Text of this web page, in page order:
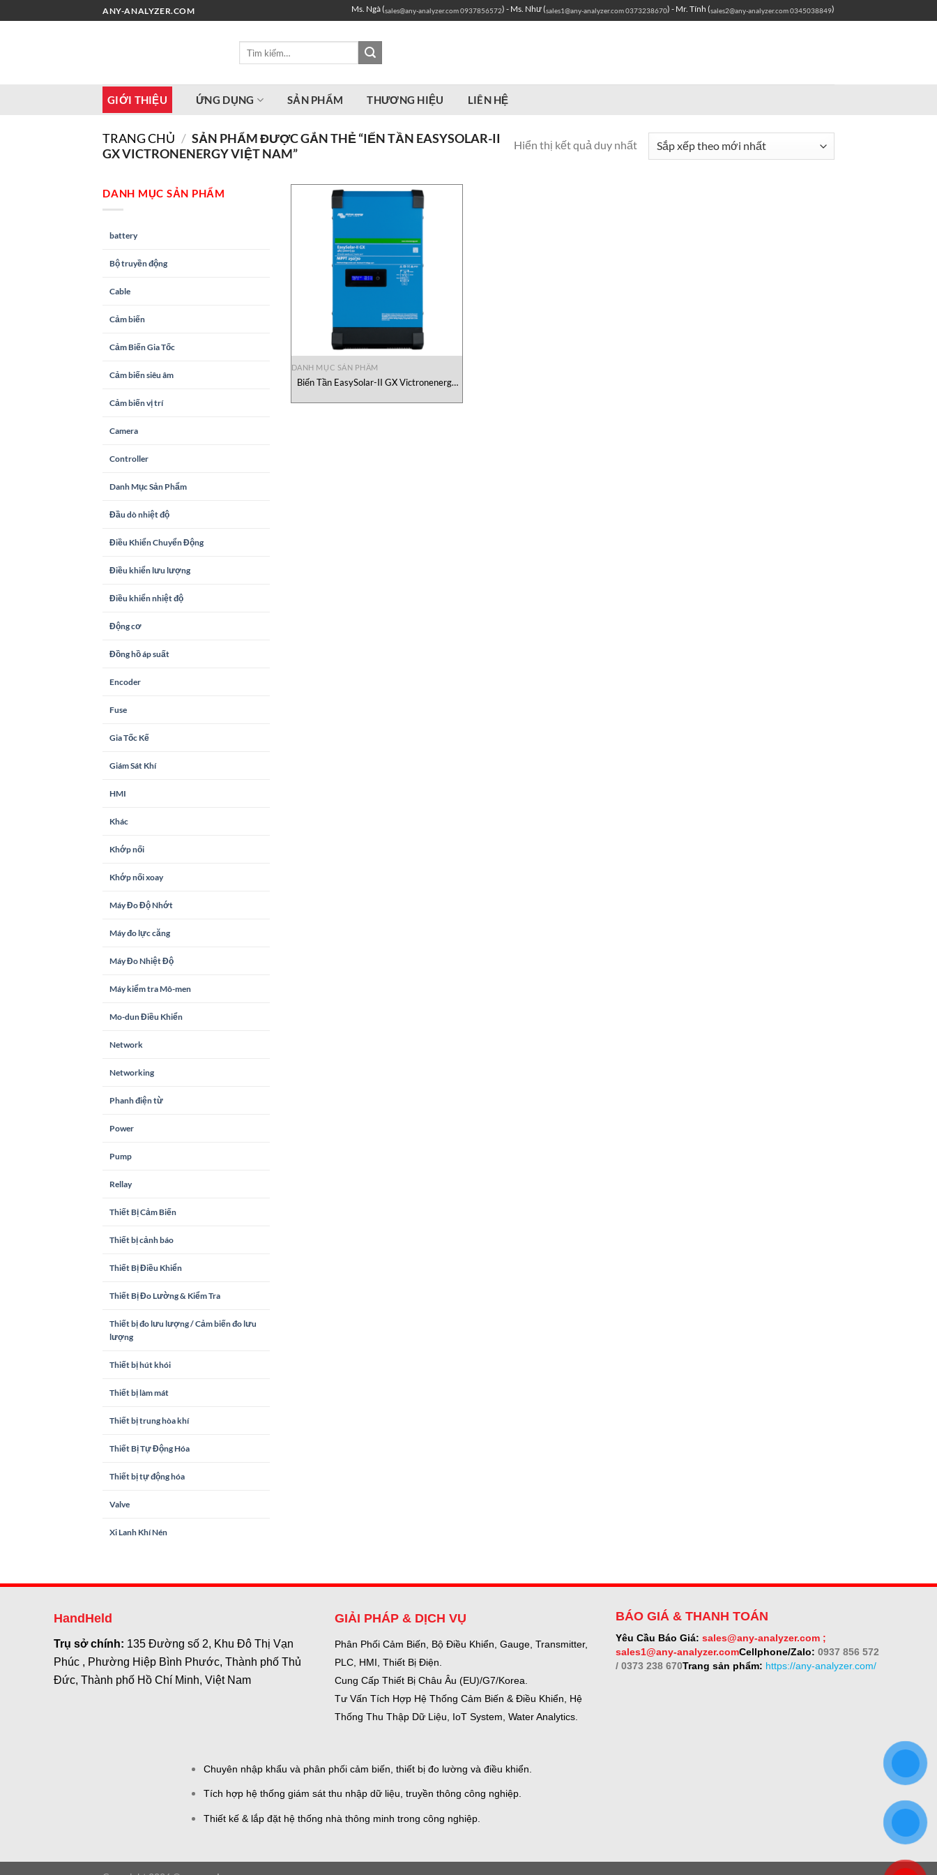
đến
ANY-ANALYZER.COM Ms. Ngà (sales@any-analyzer.com0937856572) - Ms. Như (sales1@any-analyzer.com0373238670) - Mr. Tính (sales2@any-analyzer.com0345038849)
GIỚI THIỆU ỨNG DỤNG SẢN PHẨM THƯƠNG HIỆU LIÊN HỆ
TRANG CHỦ / SẢN PHẨM ĐƯỢC GẮN THẺ “IẾN TẦN EASYSOLAR-II
GX VICTRONENERGY VIỆT NAM”
Hiển thị kết quả duy nhất
DANH MỤC SẢN PHẨM
battery
Bộ truyền động
Cable
Cảm biến
Cảm Biến Gia Tốc
Cảm biến siêu âm
Cảm biến vị trí
Camera
Controller
Danh Mục Sản Phẩm
Đầu dò nhiệt độ
Điều Khiển Chuyển Động
Điều khiển lưu lượng
Điều khiển nhiệt độ
Động cơ
Đồng hồ áp suất
Encoder
Fuse
Gia Tốc Kế
Giám Sát Khí
HMI
Khác
Khớp nối
Khớp nối xoay
Máy Đo Độ Nhớt
Máy đo lực căng
Máy Đo Nhiệt Độ
Máy kiểm tra Mô-men
Mo-dun Điều Khiển
Network
Networking
Phanh điện từ
Power
Pump
Rellay
Thiết Bị Cảm Biến
Thiết bị cảnh báo
Thiết Bị Điều Khiển
Thiết Bị Đo Lường & Kiểm Tra
Thiết bị đo lưu lượng / Cảm biến đo lưu
lượng
Thiết bị hút khói
Thiết bị làm mát
Thiết bị trung hòa khí
Thiết Bị Tự Động Hóa
Thiết bị tự động hóa
Valve
Xi Lanh Khí Nén
DANH MỤC SẢN PHẨM
Biến Tần EasySolar-II GX Victronenergy
HandHeld
Trụ sở chính: 135 Đường số 2, Khu Đô Thị Vạn
Phúc , Phường Hiệp Bình Phước, Thành phố Thủ
Đức, Thành phố Hồ Chí Minh, Việt Nam
GIẢI PHÁP & DỊCH VỤ
Phân Phối Cảm Biến, Bộ Điều Khiển, Gauge, Transmitter,
PLC, HMI, Thiết Bị Điện.
Cung Cấp Thiết Bị Châu Âu (EU)/G7/Korea.
Tư Vấn Tích Hợp Hệ Thống Cảm Biến & Điều Khiển, Hệ
Thống Thu Thập Dữ Liệu, IoT System, Water Analytics.
BÁO GIÁ & THANH TOÁN
Yêu Cầu Báo Giá: sales@any-analyzer.com ;
sales1@any-analyzer.comCellphone/Zalo: 0937 856 572
/ 0373 238 670Trang sản phẩm: https://any-analyzer.com/
Chuyên nhập khẩu và phân phối cảm biến, thiết bị đo lường và điều khiển.
Tích hợp hệ thống giám sát thu nhập dữ liệu, truyền thông công nghiệp.
Thiết kế & lắp đặt hệ thống nhà thông minh trong công nghiệp.